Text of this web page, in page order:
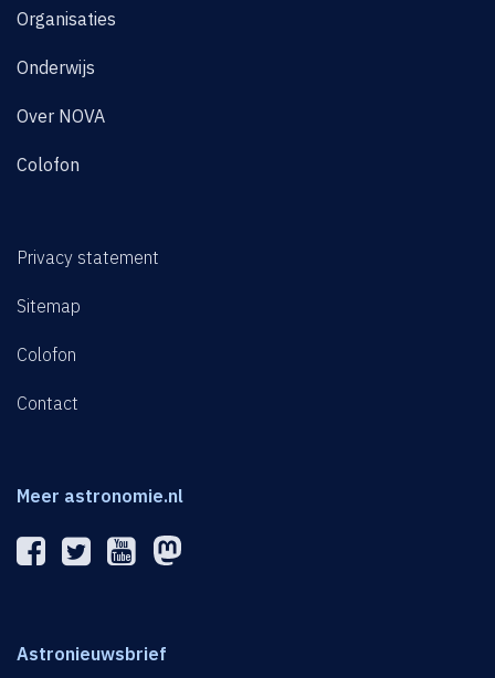
Organisaties
Onderwijs
Over NOVA
Colofon
Privacy statement
Sitemap
Colofon
Contact
Meer astronomie.nl
Astronieuwsbrief